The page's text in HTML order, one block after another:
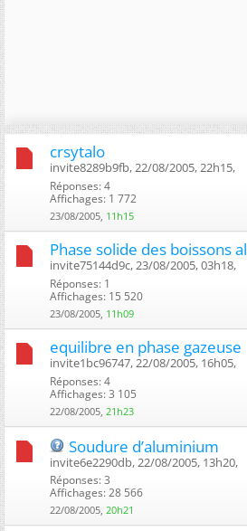
crsytalo
invite8289b9fb, 22/08/2005, 22h15, ‎
Réponses: 4
Affichages: 1 772
23/08/2005, 11h15
Phase solide des boissons
invite75144d9c, 23/08/2005, 03h18, ‎
Réponses: 1
Affichages: 15 520
23/08/2005, 11h09
equilibre en phase gazeuse
invite1bc96747, 22/08/2005, 16h05, ‎
Réponses: 4
Affichages: 3 105
22/08/2005, 21h23
Soudure d’aluminium
invite6e2290db, 22/08/2005, 13h20, ‎
Réponses: 3
Affichages: 28 566
22/08/2005, 20h21